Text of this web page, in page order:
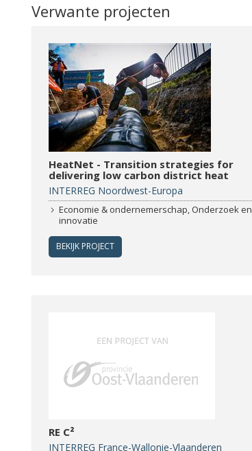
Verwante projecten
HeatNet - Transition strategies for
delivering low carbon district heat
INTERREG Noordwest-Europa
Economie & ondernemerschap, Onderzoek en
innovatie
BEKIJK PROJECT
RE C²
INTERREG France-Wallonie-Vlaanderen